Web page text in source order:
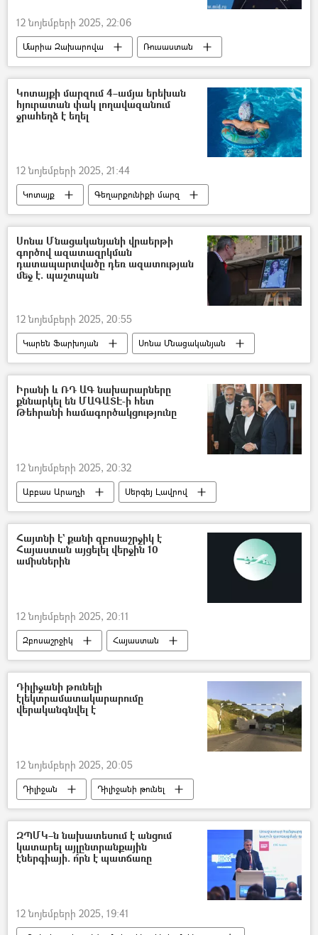
12 նոյեմբերի 2025, 22:06
Մարիա Զախարովա
Ռուսաստան
Ուկրաինա
խաղաղություն
Պատերազմ
Կոտայքի մարզում 4–ամյա երեխան
հյուրատան փակ լողավազանում
ջրահեղձ է եղել
12 նոյեմբերի 2025, 21:44
Կոտայք
Գեղարքունիքի մարզ
երեխա
ջրահեղձ
Սոնա Մնացականյանի վրաերթի
գործով ազատազրկման
դատապարտվածը դեռ ազատության
մեջ է. պաշտպան
12 նոյեմբերի 2025, 20:55
Կարեն Ֆարխոյան
Սոնա Մնացականյան
Վրաերթ
հղի
Մահ
փաստաբան
Վարչապետ
Ավտոշարասյուն
Արամ Նավասարդյան
Իրանի և ՌԴ ԱԳ նախարարները
քննարկել են ՄԱԳԱՏԷ-ի հետ
Թեհրանի համագործակցությունը
12 նոյեմբերի 2025, 20:32
Աբբաս Արաղչի
Սերգեյ Լավրով
Իրանի Իսլամական Հանրապետություն
ՄԱԳԱՏԷ
Հայտնի է` քանի զբոսաշրջիկ է
Հայաստան այցելել վերջին 10
ամիսներին
12 նոյեմբերի 2025, 20:11
Զբոսաշրջիկ
Հայաստան
Զբոսաշրջություն
Ռուսաստան
Վրաստանի Հանրապետություն
Իրանի Իսլամական Հանրապետություն
Դիլիջանի թունելի
էլեկտրամատակարարումը
վերականգնվել է
12 նոյեմբերի 2025, 20:05
Դիլիջան
Դիլիջանի թունել
Հայաստանի էլեկտրական ցանցեր (ՀԷՑ)
էլեկտրաէներգիա
ԶՊՄԿ–ն նախատեսում է անցում
կատարել այլընտրանքային
էներգիայի. ո՞րն է պատճառը
12 նոյեմբերի 2025, 19:41